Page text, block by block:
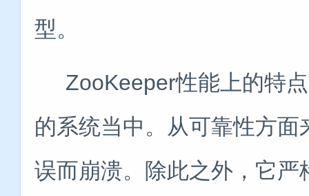
型。
ZooKeeper性能上的特点
的系统当中。从可靠性方
误而崩溃。除此之外，它